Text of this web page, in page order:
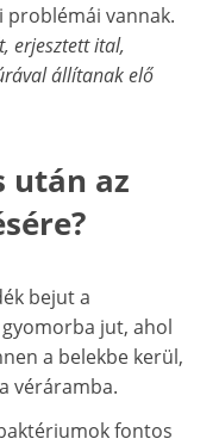
problémái vannak.
erjesztett ital,
állítanak elő
után az
bejut a
jut, ahol
a belekbe kerül,
véráramba.
fontos